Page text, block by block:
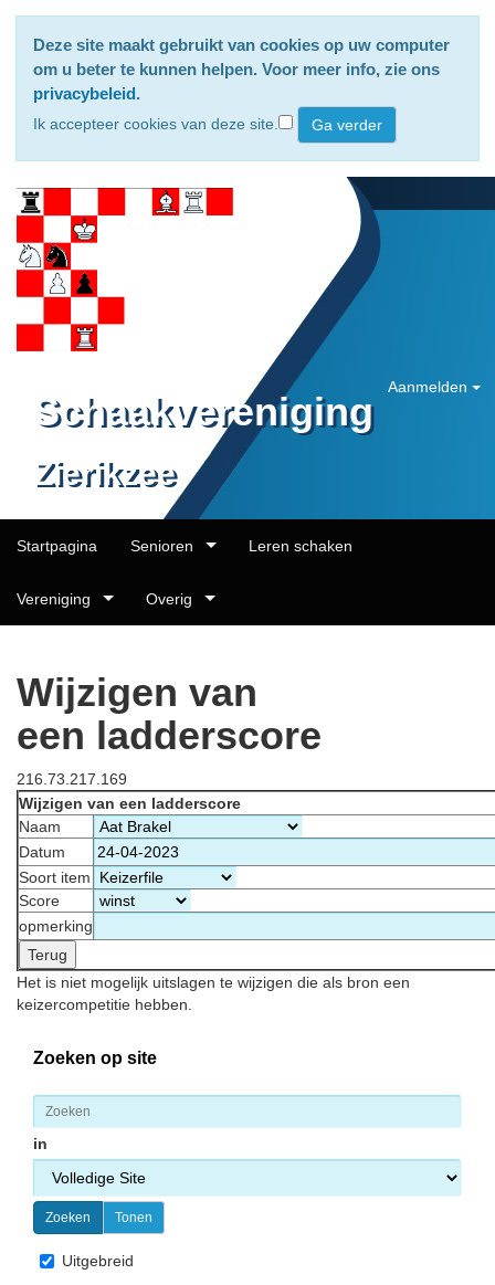
Deze site maakt gebruikt van cookies op uw computer
om u beter te kunnen helpen. Voor meer info, zie ons
privacybeleid.
Ik accepteer cookies van deze site.
Schaakvereniging
Zierikzee
Aanmelden
Startpagina Senioren Leren schaken
Vereniging Overig
Wijzigen van
een ladderscore
216.73.217.169
Wijzigen van een ladderscore
Naam
Datum
Soort item
Score
opmerking
Het is niet mogelijk uitslagen te wijzigen die als bron een
keizercompetitie hebben.
Zoeken op site
in
Uitgebreid